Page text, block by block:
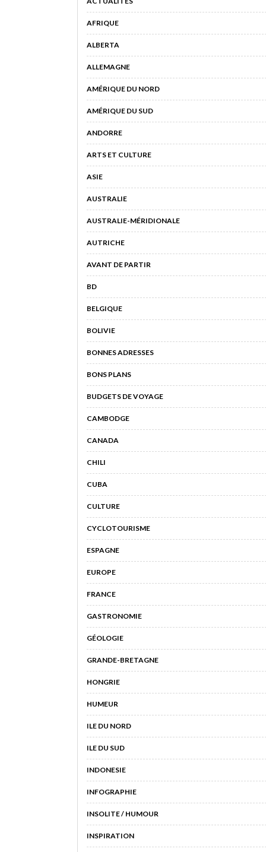
AFRIQUE
ALBERTA
ALLEMAGNE
AMÉRIQUE DU NORD
AMÉRIQUE DU SUD
ANDORRE
ARTS ET CULTURE
ASIE
AUSTRALIE
AUSTRALIE-MÉRIDIONALE
AUTRICHE
AVANT DE PARTIR
BD
BELGIQUE
BOLIVIE
BONNES ADRESSES
BONS PLANS
BUDGETS DE VOYAGE
CAMBODGE
CANADA
CHILI
CUBA
CULTURE
CYCLOTOURISME
ESPAGNE
EUROPE
FRANCE
GASTRONOMIE
GÉOLOGIE
GRANDE-BRETAGNE
HONGRIE
HUMEUR
ILE DU NORD
ILE DU SUD
INDONESIE
INFOGRAPHIE
INSOLITE / HUMOUR
INSPIRATION